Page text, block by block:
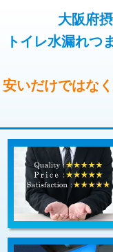
モルタル補修（厚さ
モルタル補修（厚さ
止水・漏水調査・
理・調整・分解・加
止水・漏水調査・防
理・調整・分解・
止水・漏水調査・防
その他部品の脱着
交換・取付（タンク）
交換・取付(単水栓（
式）)
交換・取付(混合水栓
大阪府
トイレ水漏れつ
安いだけではな